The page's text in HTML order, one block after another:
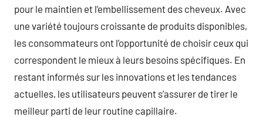
pour le maintien et l’embellissement des cheveux. Avec
une variété toujours croissante de produits disponibles,
les consommateurs ont l’opportunité de choisir ceux qui
correspondent le mieux à leurs besoins spécifiques. En
restant informés sur les innovations et les tendances
actuelles, les utilisateurs peuvent s’assurer de tirer le
meilleur parti de leur routine capillaire.